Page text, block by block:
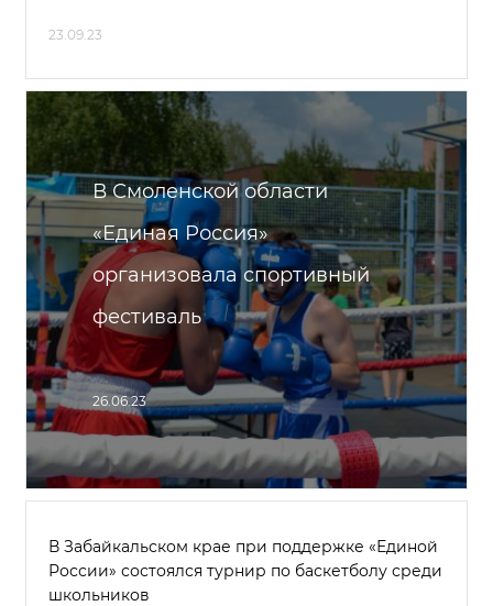
23.09.23
В Смоленской области
«Единая Россия»
организовала спортивный
фестиваль
26.06.23
В Забайкальском крае при поддержке «Единой
России» состоялся турнир по баскетболу среди
школьников